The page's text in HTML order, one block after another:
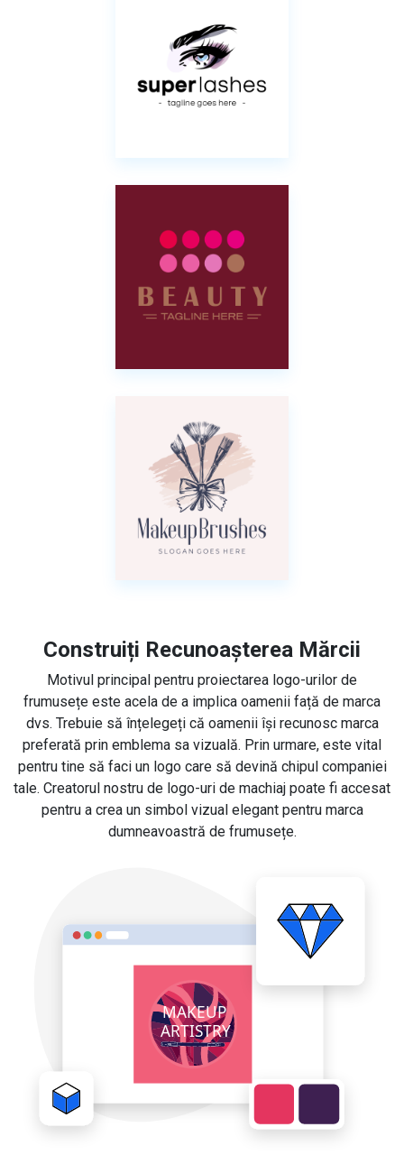
Construiți Recunoașterea Mărcii
Motivul principal pentru proiectarea logo-urilor de
frumusețe este acela de a implica oamenii față de marca
dvs. Trebuie să înțelegeți că oamenii își recunosc marca
preferată prin emblema sa vizuală. Prin urmare, este vital
pentru tine să faci un logo care să devină chipul companiei
tale. Creatorul nostru de logo-uri de machiaj poate fi accesat
pentru a crea un simbol vizual elegant pentru marca
dumneavoastră de frumusețe.